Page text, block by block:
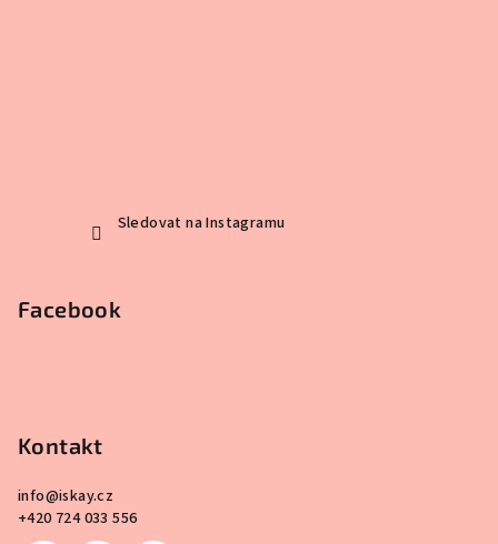
Sledovat na Instagramu
Facebook
Kontakt
info@iskay.cz
+420 724 033 556